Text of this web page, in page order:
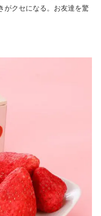
がクセになる。お友達を驚